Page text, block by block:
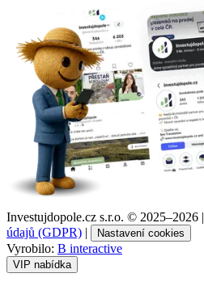
Investujdopole.cz s.r.o. © 2025–2026 |
údajů (GDPR) | Nastavení cookies
Vyrobilo: B interactive
VIP nabídka